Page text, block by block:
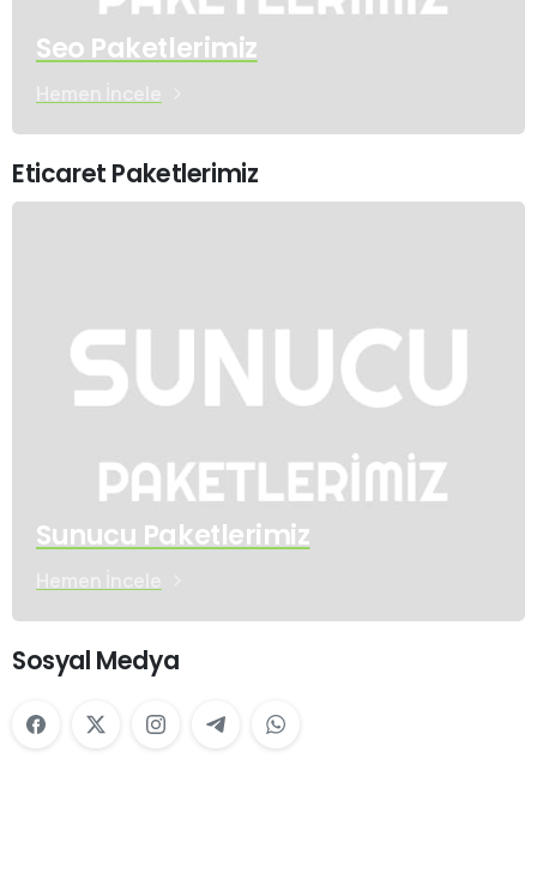
Seo Paketlerimiz
Eticaret Paketlerimiz
Sunucu Paketlerimiz
Sosyal Medya